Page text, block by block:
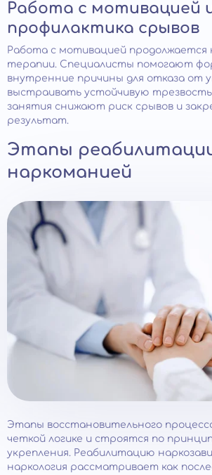
Работа с мотивацией
профилактика срывов
Работа с мотивацией продолжается
терапии. Специалисты помогают
внутренние причины для отказа от
выстраивать устойчивую
занятия снижают риск срывов и
результат.
Этапы
наркоманией
Этапы восстановительного
четкой логике и строятся по
укрепления. Реабилитацию
наркология рассматривает как